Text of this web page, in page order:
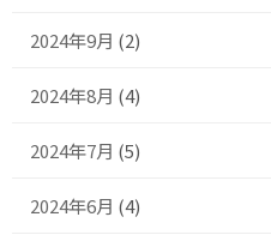
2024年9月 (2)
2024年8月 (4)
2024年7月 (5)
2024年6月 (4)